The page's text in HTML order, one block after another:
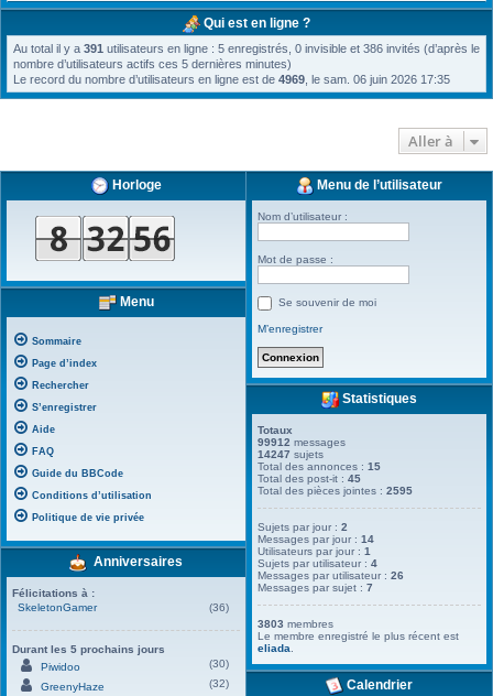
Qui est en ligne ?
Au total il y a 391 utilisateurs en ligne : 5 enregistrés, 0 invisible et 386 invités (d’après le
nombre d’utilisateurs actifs ces 5 dernières minutes)
Le record du nombre d’utilisateurs en ligne est de 4969 , le sam. 06 juin 2026 17:35
Aller à
Horloge
Menu
Sommaire
Page d’index
Rechercher
S’enregistrer
Aide
FAQ
Guide du BBCode
Conditions d’utilisation
Politique de vie privée
Anniversaires
Félicitations à :
SkeletonGamer
(36)
Durant les 5 prochains jours
Piwidoo
(30)
GreenyHaze
(32)
Menu de l’utilisateur
Nom d’utilisateur :
Mot de passe :
Se souvenir de moi
M’enregistrer
Statistiques
Totaux
99912 messages
14247 sujets
Total des annonces :15
Total des post-it :45
Total des pièces jointes :2595
Sujets par jour :2
Messages par jour :14
Utilisateurs par jour :1
Sujets par utilisateur :4
Messages par utilisateur :26
Messages par sujet :7
3803 membres
Le membre enregistré le plus récent est
eliada
Calendrier